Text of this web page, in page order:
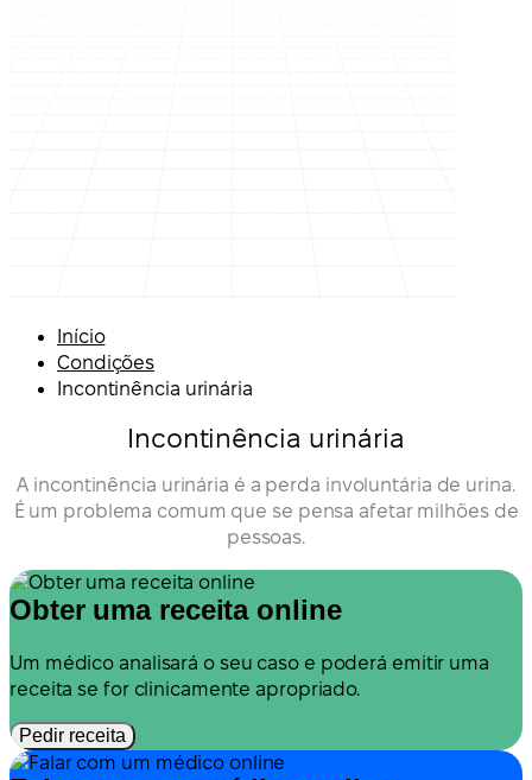
Início
Condições
Incontinência urinária
Incontinência urinária
A incontinência urinária é a perda involuntária de urina.
É um problema comum que se pensa afetar milhões de
pessoas.
Obter uma receita online
Um médico analisará o seu caso e poderá emitir uma
receita se for clinicamente apropriado.
Pedir receita